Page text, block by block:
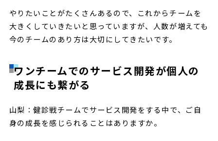
やりたいことがたくさんあるので、これからチームを
大きくしていきたいと思っていますが、人数が増えても
今のチームのあり方は大切にしてきたいです。
ワンチームでのサービス開発が個人の
成長にも繋がる
山梨：健診戦チームでサービス開発をする中で、ご自
身の成長を感じられることはありますか。